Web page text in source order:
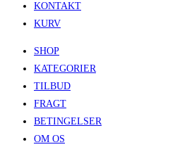
KONTAKT
KURV
SHOP
KATEGORIER
TILBUD
FRAGT
BETINGELSER
OM OS